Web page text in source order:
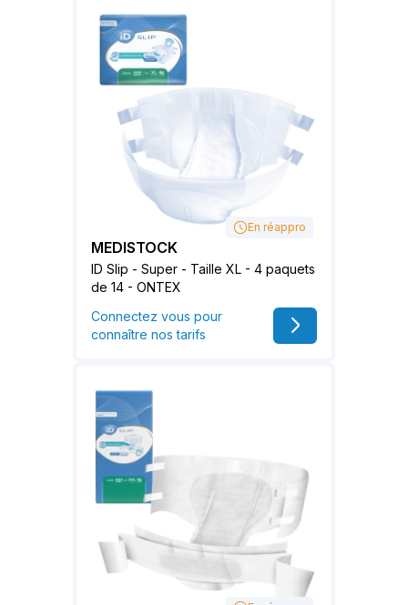
En réappro
MEDISTOCK
ID Slip - Super - Taille XL - 4 paquets
de 14 - ONTEX
Connectez vous pour
connaître nos tarifs